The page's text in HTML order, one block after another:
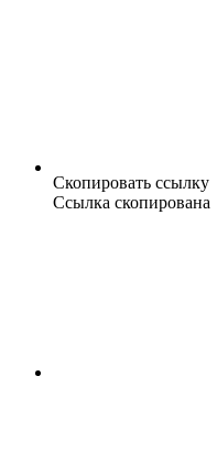
Скопировать ссылку
Ссылка скопирована